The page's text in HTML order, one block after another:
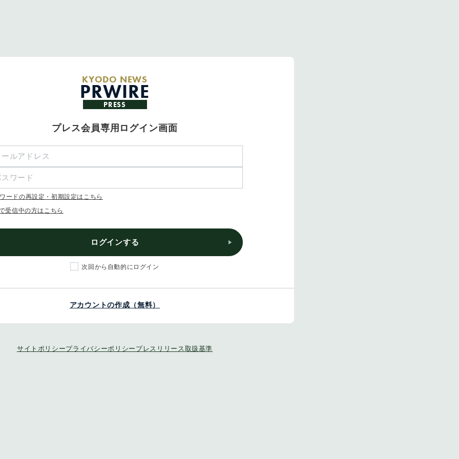
KYODO NEWS
PRWIRE
PRESS
プレス会員専用ログイン画面
ードの再設定・初期設定はこちら
受信中の方はこちら
ログインする
次回から自動的にログイン
アカウントの作成（無料）
サイトポリシープライバシーポリシー プレスリリース取扱基準